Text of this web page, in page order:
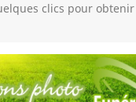
clics pour obtenir